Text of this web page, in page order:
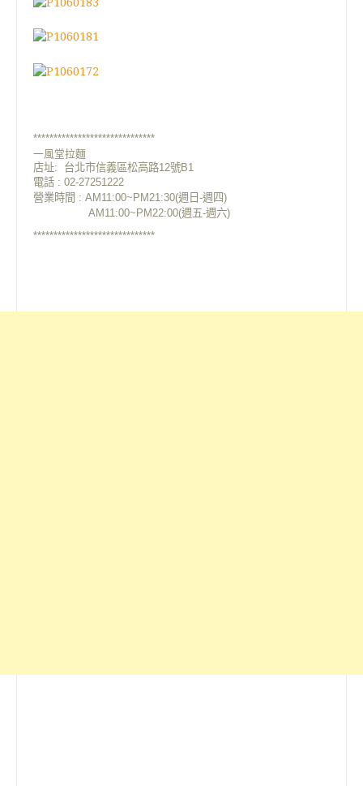
******************************
一風堂拉麵
店址: 台北市信義區松高路12號B1
電話 : 02-27251222
營業時間 : AM11:00~PM21:30(週日-週四)
AM11:00~PM22:00(週五-週六)
******************************